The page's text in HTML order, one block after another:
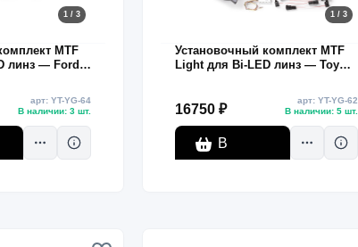
1 / 3
MTF
линз — Ford
арт: YT-YG-64
В наличии: 3 шт.
1 / 3
Установочный комплект MTF
Light для Bi-LED линз — Toyota
16750 ₽
арт: YT-YG-62
В наличии: 5 шт.
В